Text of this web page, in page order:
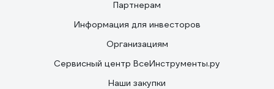
Партнерам
Информация для инвесторов
Организациям
Сервисный центр ВсеИнструменты.ру
Наши закупки